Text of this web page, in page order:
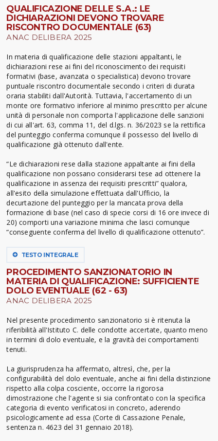
QUALIFICAZIONE DELLE S.A.: LE
DICHIARAZIONI DEVONO TROVARE
RISCONTRO DOCUMENTALE (63)
ANAC DELIBERA 2025
In materia di qualificazione delle stazioni appaltanti, le
dichiarazioni rese ai fini del riconoscimento dei requisiti
formativi (base, avanzata o specialistica) devono trovare
puntuale riscontro documentale secondo i criteri di durata
oraria stabiliti dall'Autorità. Tuttavia, l'accertamento di un
monte ore formativo inferiore al minimo prescritto per alcune
unità di personale non comporta l'applicazione delle sanzioni
di cui all'art. 63, comma 11, del d.lgs. n. 36/2023 se la rettifica
del punteggio conferma comunque il possesso del livello di
qualificazione già ottenuto dall'ente.
“Le dichiarazioni rese dalla stazione appaltante ai fini della
qualificazione non possano considerarsi tese ad ottenere la
qualificazione in assenza dei requisiti prescritti” qualora,
all'esito della simulazione effettuata dall'Ufficio, la
decurtazione del punteggio per la mancata prova della
formazione di base (nel caso di specie corsi di 16 ore invece di
20) comporti una variazione minima che lasci comunque
“conseguente conferma del livello di qualificazione ottenuto”.
TESTO INTEGRALE
PROCEDIMENTO SANZIONATORIO IN
MATERIA DI QUALIFICAZIONE: SUFFICIENTE
DOLO EVENTUALE (62 - 63)
ANAC DELIBERA 2025
Nel presente procedimento sanzionatorio si è ritenuta la
riferibilità all'Istituto C. delle condotte accertate, quanto meno
in termini di dolo eventuale, e la gravità dei comportamenti
tenuti.
La giurisprudenza ha affermato, altresì, che, per la
configurabilità del dolo eventuale, anche ai fini della distinzione
rispetto alla colpa cosciente, occorre la rigorosa
dimostrazione che l'agente si sia confrontato con la specifica
categoria di evento verificatosi in concreto, aderendo
psicologicamente ad essa (Corte di Cassazione Penale,
sentenza n. 4623 del 31 gennaio 2018).